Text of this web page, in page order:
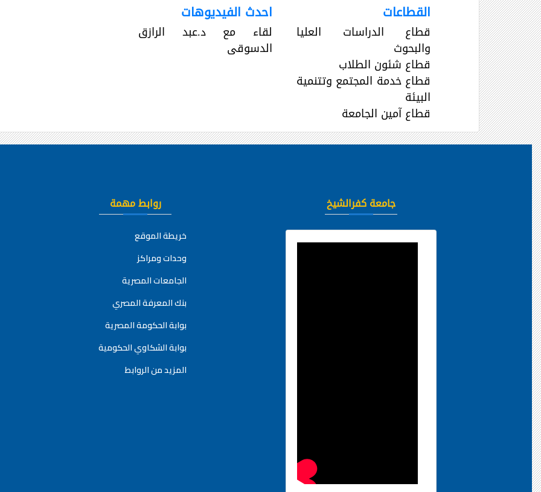
القطاعات
قطاع الدراسات العليا
والبحوث
قطاع شئون الطلاب
قطاع خدمة المجتمع وتتنمية
البيئة
قطاع آمين الجامعة
احدث الفيديوهات
لقاء مع د.عبد الرازق
الدسوقى
جامعة كفرالشيخ روابط مهمة
خريطة الموقع
وحدات ومراكز
الجامعات المصرية
بنك المعرفة المصري
بوابة الحكومة المصرية
بوابة الشكاوي الحكومية
المزيد من الروابط